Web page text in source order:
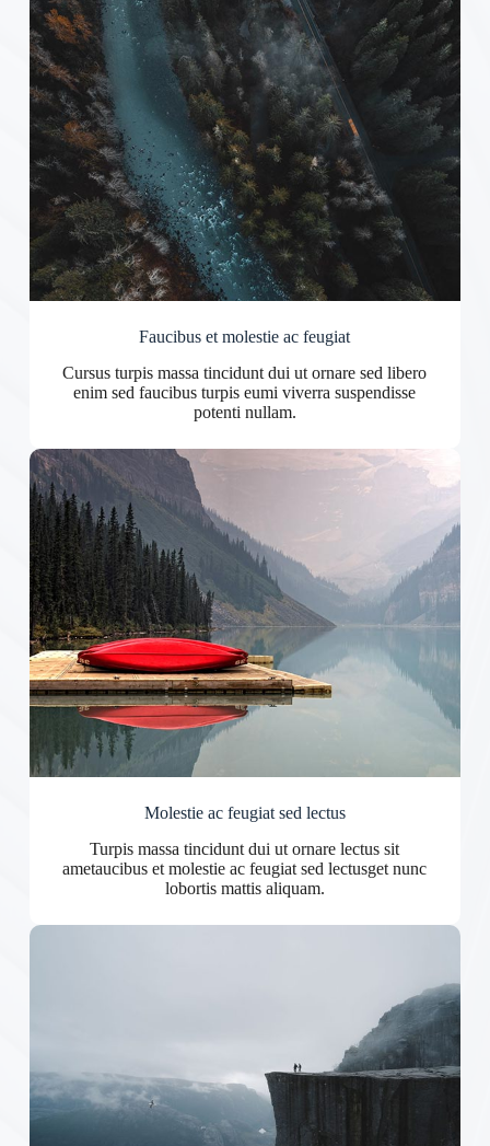
Faucibus et molestie ac feugiat
Cursus turpis massa tincidunt dui ut ornare sed libero
enim sed faucibus turpis eumi viverra suspendisse
potenti nullam.
Molestie ac feugiat sed lectus
Turpis massa tincidunt dui ut ornare lectus sit
ametaucibus et molestie ac feugiat sed lectusget nunc
lobortis mattis aliquam.